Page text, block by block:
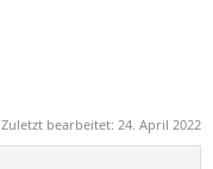
Zuletzt bearbeitet: 24. April 2022